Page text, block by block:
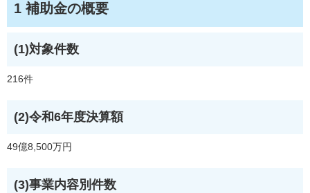
1 補助金の概要
(1)対象件数
216件
(2)令和6年度決算額
49億8,500万円
(3)事業内容別件数